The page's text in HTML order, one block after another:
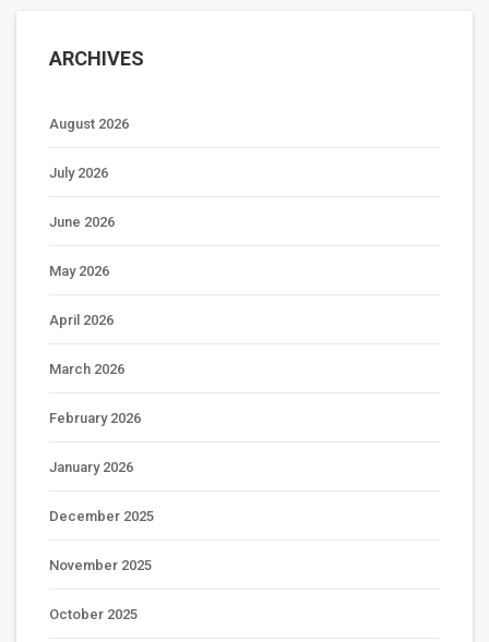
ARCHIVES
August 2026
July 2026
June 2026
May 2026
April 2026
March 2026
February 2026
January 2026
December 2025
November 2025
October 2025